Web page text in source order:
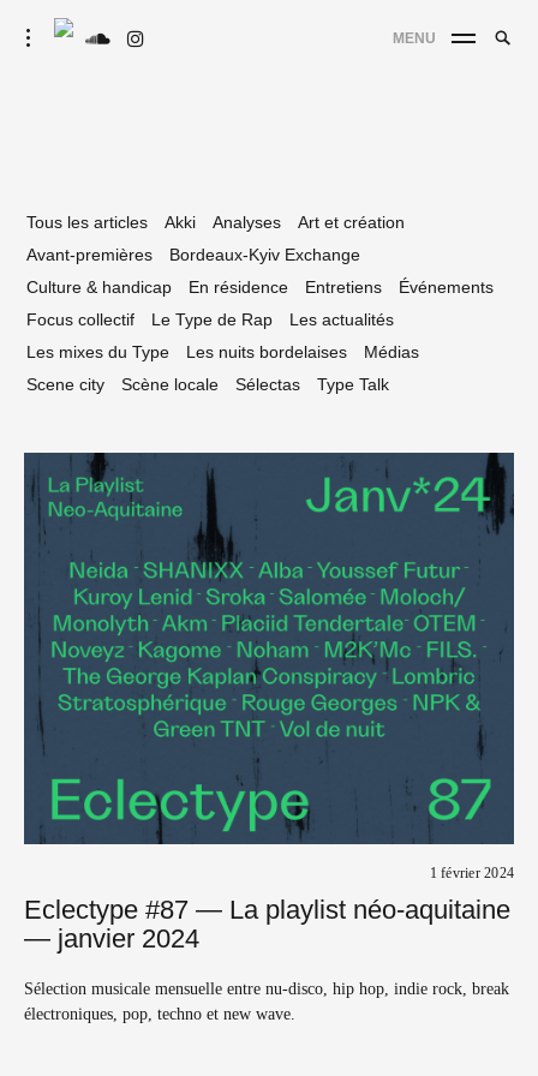
Skip
to
toggle
MENU
Tous les articles Akki Analyses
Art et création
Avant-premières
Bordeaux-Kyiv Exchange
Culture & handicap
En résidence Entretiens
Événements
Focus collectif
Le Type de Rap
Les actualités
Les mixes du Type
Les nuits bordelaises
Médias
Scene city
Scène locale Sélectas Type Talk
1 février 2024
Eclectype #87 — La playlist néo-aquitaine
— janvier 2024
Sélection musicale mensuelle entre nu-disco, hip hop, indie rock, break
électroniques, pop, techno et new wave.